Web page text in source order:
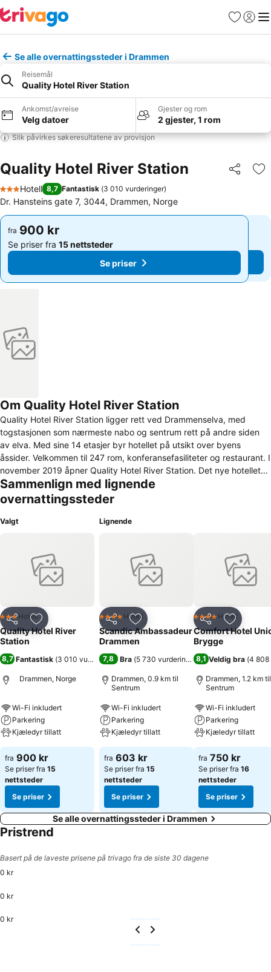
Favoritter
Logg
Se alle overnattingssteder i Drammen
Reisemål
Quality Hotel River Station
Ankomst/avreise
Velg datoer
Gjester og rom
2 gjester, 1 rom
Slik påvirkes søkeresultatene av provisjon
Quality Hotel River Station Del
3 Stjerner
Hotell 8,7 Fantastisk (3 010 vurderinger)
Dr. Hansteins gate 7, 3044, Drammen, Norge
fra 900 kr
Se priser fra 15 nettsteder
Se priser
fra 900 kr
Se priser fra 15 nettsteder
Se priser
Om Quality Hotel River Station
Quality Hotel River Station ligger rett ved Drammenselva, med
togstasjonen som nærmeste nabo og sentrum rett på andre siden
av elva. Med sine 14 etasjer byr hotellet på utsikt over byens
åssider. Velkommen til 247 rom, konferansefasiliteter og restaurant. I
november 2019 åpner Quality Hotel River Station. Det nye hotellet
blir Drammens høyeste bygning med sine 14 etasjer, og vil pryde
elvebredden og byens skyline. Quality Hotel River Station ligger
sentralt til i Drammen, rett ved siden av togstasjonen. Hotellet har
247 rom, 9 møterom og en storsal på 400 kvadratmeter, moderne
restauranter, gode shoppingmuligheter og Aass bryggeri – Norges
eldste bryggeri som fortsatt er i drift.
Sammenlign med lignende
overnattingssteder
Valgt
Del Legg til i favoritter
3 Stjerner
Hotell
Quality Hotel River
Station
8,7 Fantastisk (3 010 vurderinger)
Drammen, Norge
Wi-Fi inkludert
Parkering
Kjæledyr tillatt
fra 900 kr
Se priser fra 15
nettsteder
Se priser
Lignende
Del Legg til i favoritter
4 StjernerHotell
Scandic Ambassadeur
Drammen
7,8 Bra (5 730 vurderinger)
Drammen, 0.9 km til
Sentrum
Wi-Fi inkludert
Parkering
Kjæledyr tillatt
fra 603 kr
Se priser fra 15
nettsteder
Se priser
Del Legg til
4 StjernerHotell
Comfort Hotel
Brygge
8,1 Veldig bra (4 808
Drammen, 1.2 km til
Sentrum
Wi-Fi inkludert
Parkering
Kjæledyr tillatt
fra 750 kr
Se priser fra 16
nettsteder
Se priser
Se alle overnattingssteder i Drammen
Pristrend
Basert på de laveste prisene på trivago fra de siste 30 dagene
0 kr
0 kr
0 kr